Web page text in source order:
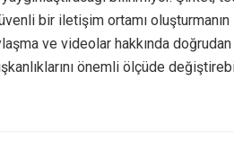
bir iletişim ortamı oluşturmanın
ve videolar hakkında doğrudan
önemli ölçüde